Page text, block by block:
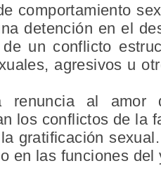
comportamiento
detención en el
un conflicto
agresivos u
renuncia al
los conflictos de la
gratificación
en las funciones del